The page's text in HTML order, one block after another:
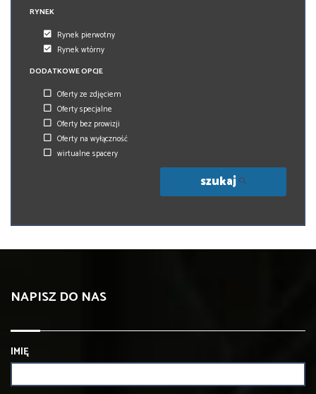
RYNEK
Rynek pierwotny
Rynek wtórny
DODATKOWE OPCJE
Oferty ze zdjęciem
Oferty specjalne
Oferty bez prowizji
Oferty na wyłączność
wirtualne spacery
szukaj
NAPISZ DO NAS
IMIĘ